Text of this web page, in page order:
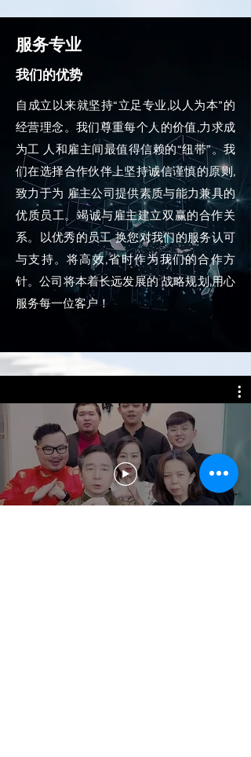
​服务专业
我们的优势
自成立以来就坚持“立足专业,以人为本”的
经营理念。我们尊重每个人的价值,力求成
为工 人和雇主间最值得信赖的“纽带”。我
们在选择合作伙伴上坚持诚信谨慎的原则,
致力于为 雇主公司提供素质与能力兼具的
优质员工。竭诚与雇主建立双赢的合作关
系。以优秀的员工 换您对我们的服务认可
与支持。将高效,省时作为我们的合作方
针。公司将本着长远发展的 战略规划,用心
服务每一位客户！